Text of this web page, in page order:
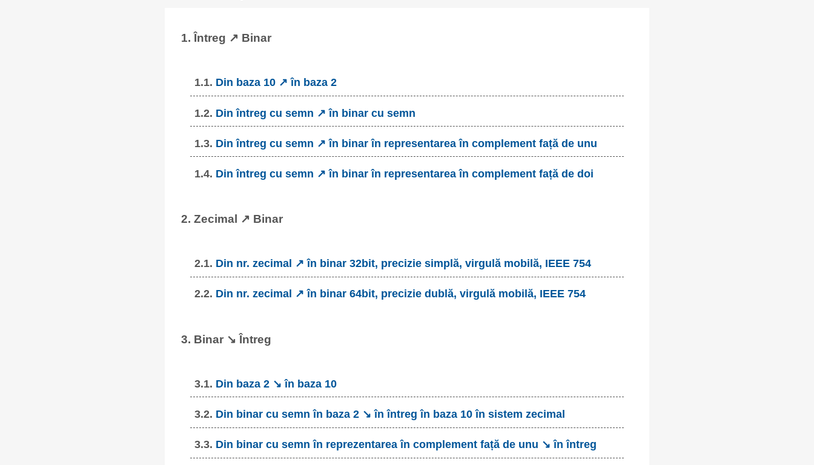
1. Întreg ↗ Binar
1.1. Din baza 10 ↗ în baza 2
1.2. Din întreg cu semn ↗ în binar cu semn
1.3. Din întreg cu semn ↗ în binar în representarea în complement față de unu
1.4. Din întreg cu semn ↗ în binar în representarea în complement față de doi
2. Zecimal ↗ Binar
2.1. Din nr. zecimal ↗ în binar 32bit, precizie simplă, virgulă mobilă, IEEE 754
2.2. Din nr. zecimal ↗ în binar 64bit, precizie dublă, virgulă mobilă, IEEE 754
3. Binar ↘ Întreg
3.1. Din baza 2 ↘ în baza 10
3.2. Din binar cu semn în baza 2 ↘ în întreg în baza 10 în sistem zecimal
3.3. Din binar cu semn în reprezentarea în complement față de unu ↘ în întreg